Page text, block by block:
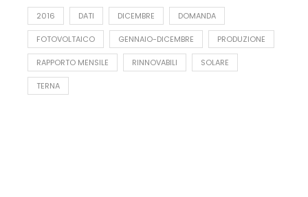
2016 DATI DICEMBRE DOMANDA
FOTOVOLTAICO GENNAIO-DICEMBRE PRODUZIONE
RAPPORTO MENSILE RINNOVABILI SOLARE
TERNA